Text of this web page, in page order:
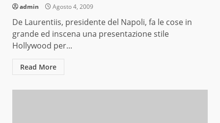
admin Agosto 4, 2009
De Laurentiis, presidente del Napoli, fa le cose in
grande ed inscena una presentazione stile
Hollywood per...
Read More